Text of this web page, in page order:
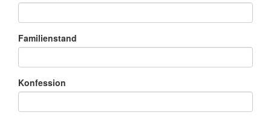
Familienstand
Konfession